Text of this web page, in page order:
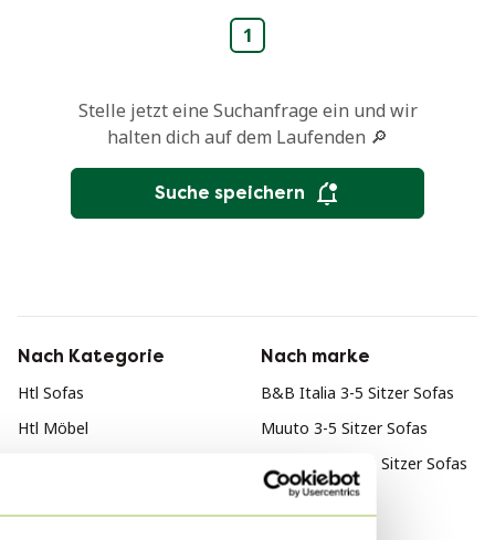
1
Stelle jetzt eine Suchanfrage ein und wir
halten dich auf dem Laufenden 🔎
Suche speichern
Nach Kategorie
Htl Sofas
Htl Möbel
Nach marke
B&B Italia 3-5 Sitzer Sofas
Muuto 3-5 Sitzer Sofas
Arne Vodder 3-5 Sitzer Sofas
Nach Stil